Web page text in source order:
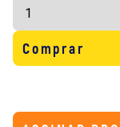
Comprar